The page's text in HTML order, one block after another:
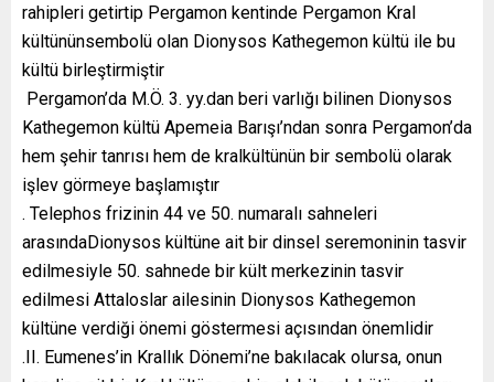
rahipleri getirtip Pergamon kentinde Pergamon Kral
kültününsembolü olan Dionysos Kathegemon kültü ile bu
kültü birleştirmiştir
Pergamon’da M.Ö. 3. yy.dan beri varlığı bilinen Dionysos
Kathegemon kültü Apemeia Barışı’ndan sonra Pergamon’da
hem şehir tanrısı hem de kralkültünün bir sembolü olarak
işlev görmeye başlamıştır
. Telephos frizinin 44 ve 50. numaralı sahneleri
arasındaDionysos kültüne ait bir dinsel seremoninin tasvir
edilmesiyle 50. sahnede bir kült merkezinin tasvir
edilmesi Attaloslar ailesinin Dionysos Kathegemon
kültüne verdiği önemi göstermesi açısından önemlidir
.II. Eumenes’in Krallık Dönemi’ne bakılacak olursa, onun